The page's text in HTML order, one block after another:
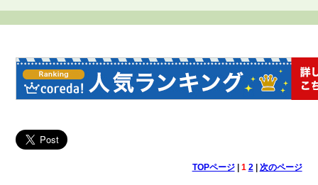
TOPページ| 1 2| 次のページ